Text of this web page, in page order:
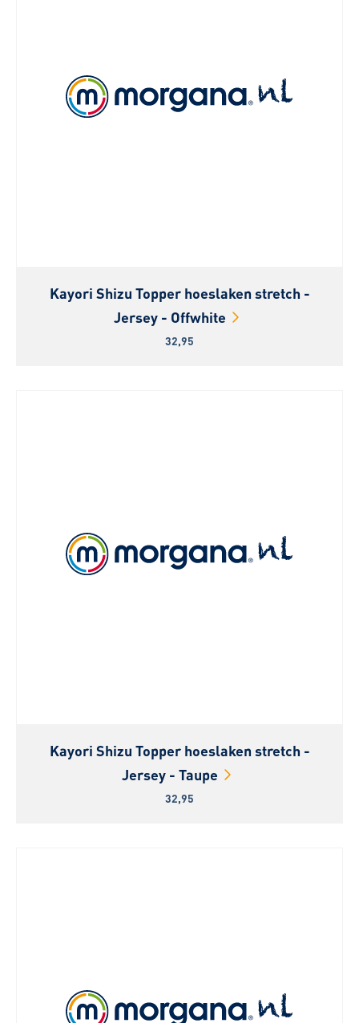
Kayori Shizu Topper hoeslaken stretch -
Jersey - Offwhite
32,95
Kayori Shizu Topper hoeslaken stretch -
Jersey - Taupe
32,95